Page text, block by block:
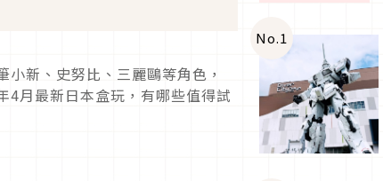
新、史努比、三麗鷗等角色，
月最新日本盒玩，有哪些值得試
No.1